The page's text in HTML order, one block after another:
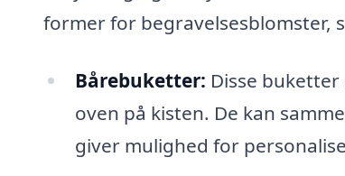
former for begravelsesblomster,
Bårebuketter: Disse
oven på kisten. De kan
giver mulighed for